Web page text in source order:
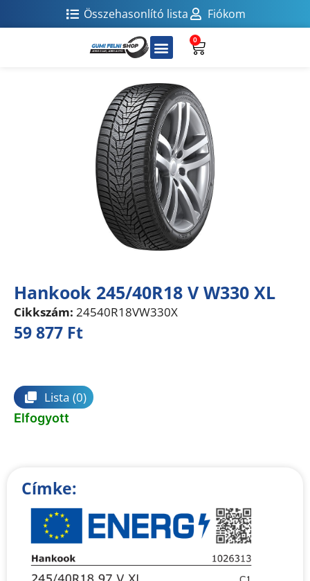
Összehasonlító lista Fiókom
0
Hankook 245/40R18 V W330 XL
Cikkszám: 24540R18VW330X
59 877 Ft
Lista (0)
Elfogyott
Címke: